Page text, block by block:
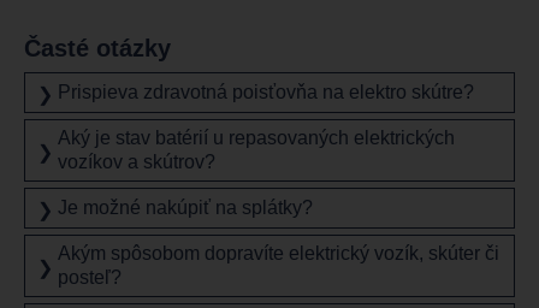
Časté otázky
❯ Prispieva zdravotná poisťovňa na elektro skútre?
❯
Aký je stav batérií u repasovaných elektrických
vozíkov a skútrov?
❯ Je možné nakúpiť na splátky?
❯
Akým spôsobom dopravíte elektrický vozík, skúter či
posteľ?